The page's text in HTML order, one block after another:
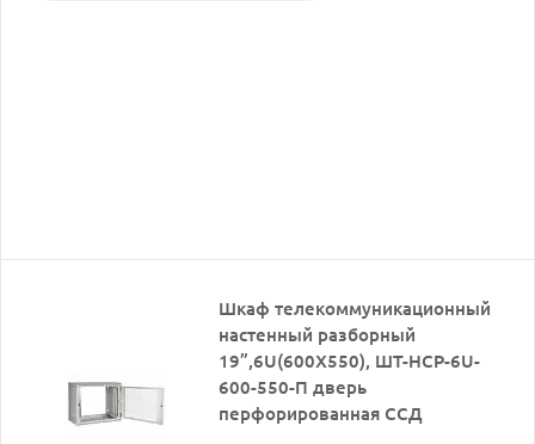
Шкаф телекоммуникационный
настенный разборный
19”,6U(600X550), ШТ-НСР-6U-
600-550-П дверь
перфорированная ССД